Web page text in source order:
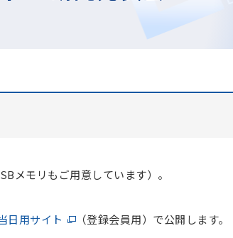
メモリもご用意しています）。
日用サイト
（登録会員用）で公開します。